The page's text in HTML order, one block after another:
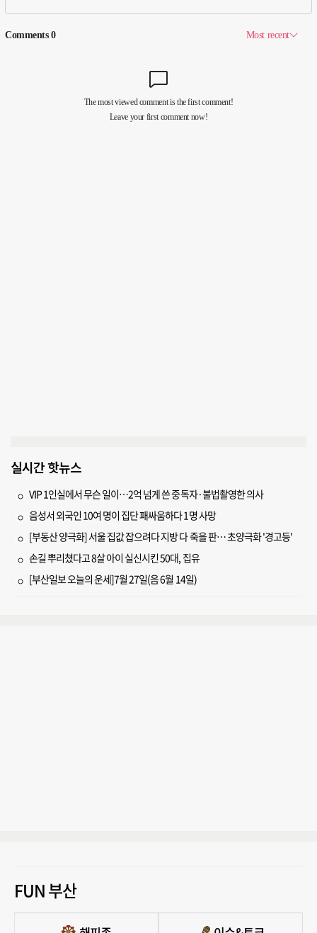
실시간 핫뉴스
VIP 1인실에서 무슨 일이…2억 넘게 쓴 중독자·불법촬영한 의사
음성서 외국인 10여 명이 집단 패싸움하다 1명 사망
[부동산 양극화] 서울 집값 잡으려다 지방 다 죽을 판… 초양극화 '경고등'
손길 뿌리쳤다고 8살 아이 실신시킨 50대, 집유
[부산일보 오늘의 운세]7월 27일(음 6월 14일)
FUN 부산